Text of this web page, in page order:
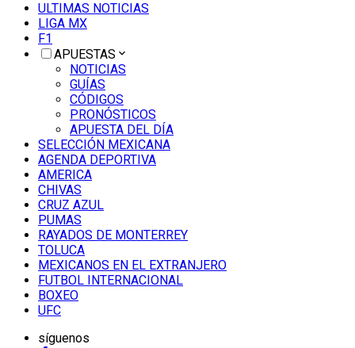
ULTIMAS NOTICIAS
LIGA MX
F1
APUESTAS
NOTICIAS
GUÍAS
CÓDIGOS
PRONÓSTICOS
APUESTA DEL DÍA
SELECCIÓN MEXICANA
AGENDA DEPORTIVA
AMERICA
CHIVAS
CRUZ AZUL
PUMAS
RAYADOS DE MONTERREY
TOLUCA
MEXICANOS EN EL EXTRANJERO
FUTBOL INTERNACIONAL
BOXEO
UFC
síguenos